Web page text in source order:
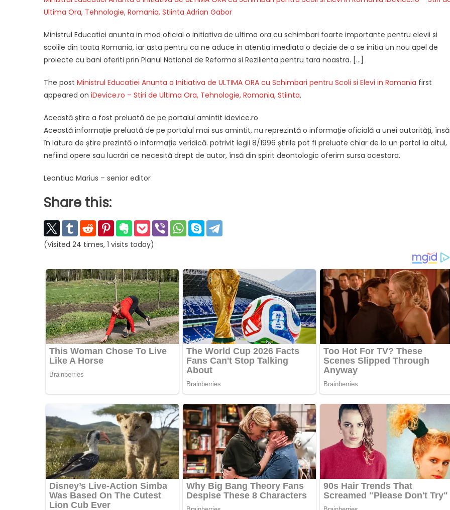
Ultima Ora, Tehnologie, Romania, Stiinta Adrian Gabor
Ministrul Educatiei anunta in mod oficial o initiativa de ultima ora cu schimbari foarte importante pentru elevii si
scolile din toata Romania, iar asta pentru ca ne aduce in atentia imediata o decizie de a se initia un nou apel de
proiecte cu bani oferiti prin Planul National de Reforma si Rezilienta pentru tara noastra. […]
The post Ministrul Educatiei Anunta o Initiativa de ULTIMA ORA cu Schimbari pentru Scoli si Elevi in Romania first
appeared on iDevice.ro – Stiri de Ultima Ora, Tehnologie, Romania, Stiinta.
Această știre a fost preluată de pe portalul amintit idevice.ro
Această informație preluată de pe portalul mai sus amintit, nu reprezintă o informație oficială a unei autorități, însă
în latura de știre prezintă o informație veridică. potrivit legii 8/1996 știrile pot fi preluate chiar de la un portal la altul,
nefiind opere sau lucrări ce necesită drept de autor, însă din spirit deontologic oferim sursa acestora.
Leontiuc Marius – senior editor
Share this:
(Visited 24 times, 1 visits today)